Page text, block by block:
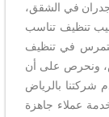
في الشقق،
تنظيف تناسب
متمرس في تنظيف
ونحرص على أن
شركتنا بالرياض
عملاء جاهزة